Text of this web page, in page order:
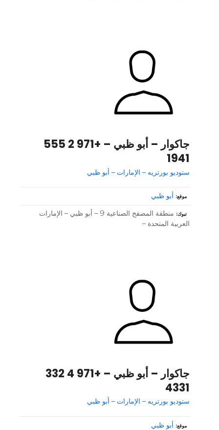
جاكوار – أبو ظبي – +971 2 555
1941
ستوديو بورتريه – الإمارات – أبو ظبي
موقع أبو ظبي
تبوك
منطقة المصفح الصناعية 9 – أبو ظبي – الإمارات
العربية المتحدة –
جاكوار – أبو ظبي – +971 4 332
4331
ستوديو بورتريه – الإمارات – أبو ظبي
موقع أبو ظبي